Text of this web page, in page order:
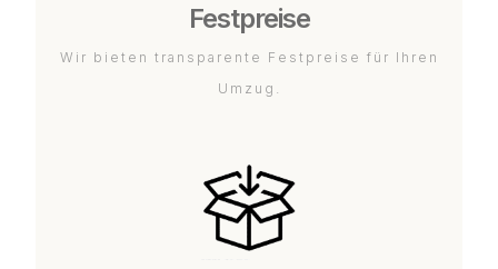
Festpreise
Wir bieten transparente Festpreise für Ihren
Umzug.